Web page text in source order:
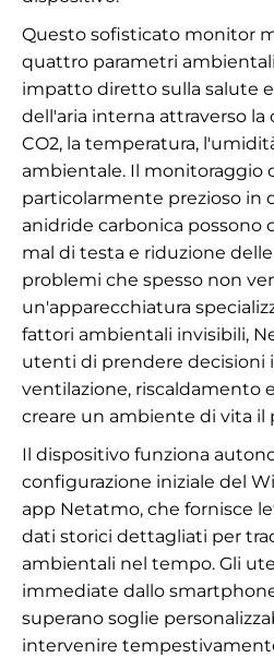
Questo sofisticato monitor
quattro parametri
impatto diretto sulla salute
dell'aria interna attraverso la
CO2, la temperatura,
ambientale. Il monitoraggio
particolarmente prezioso in
anidride carbonica possono
mal di testa e riduzione
problemi che spesso non
un'apparecchiatura
fattori ambientali invisibili,
utenti di prendere decisioni
ventilazione, riscaldamento
creare un ambiente di vita il
Il dispositivo funziona
configurazione iniziale del
app Netatmo, che fornisce
dati storici dettagliati per
ambientali nel tempo. Gli
immediate dallo
superano soglie
intervenire